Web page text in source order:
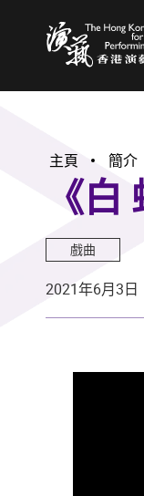
主頁 簡介
《
戲曲
2021年6月3日